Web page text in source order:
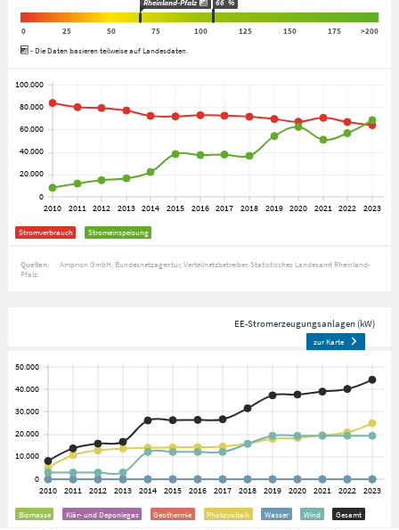
Rheinland-Pfalz 66 %
0 25 50 75 100 125 150 175
>200
- Die Daten basieren teilweise auf Landesdaten.
Stromverbrauch Stromeinspeisung
Quellen: Amprion GmbH Bundesnetzagentur Verteilnetzbetreiber Statistisches Landesamt Rheinland-
Pfalz
EE-Stromerzeugungsanlagen (kW)
zur Karte
Biomasse Klär- und Deponiegas Geothermie Photovoltaik Wasser Wind Gesamt